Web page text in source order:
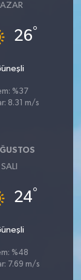
26°
%37
8.31 m/s
SALI
24°
%48
7.69 m/s